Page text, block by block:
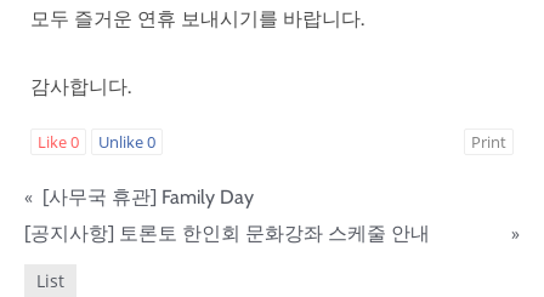
모두 즐거운 연휴 보내시기를 바랍니다.
감사합니다.
Like0 Unlike0 Print
« [사무국 휴관] Family Day
[공지사항] 토론토 한인회 문화강좌 스케줄 안내
»
List